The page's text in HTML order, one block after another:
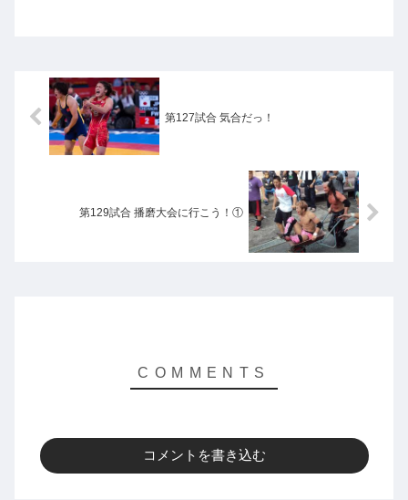
第127試合 気合だっ！
第129試合 播磨大会に行こう！①
コメントを書き込む